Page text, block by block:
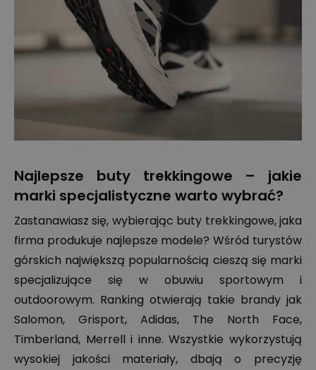
Najlepsze buty trekkingowe – jakie
marki specjalistyczne warto wybrać?
Zastanawiasz się, wybierając buty trekkingowe, jaka
firma produkuje najlepsze modele? Wśród turystów
górskich największą popularnością cieszą się marki
specjalizujące się w obuwiu sportowym i
outdoorowym. Ranking otwierają takie brandy jak
Salomon, Grisport, Adidas, The North Face,
Timberland, Merrell i inne. Wszystkie wykorzystują
wysokiej jakości materiały, dbają o precyzję